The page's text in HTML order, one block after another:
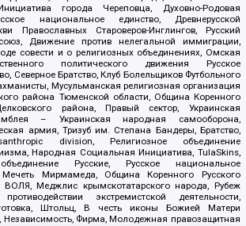
города Череповца, Духовно-Родовая
национальное единство, Древнерусской
Православных Староверов-Инглингов, Русский
Движение против нелегальной иммиграции,
совести и о религиозных объединениях, Омская
политического движения Русское
Северное Братство, Клуб Болельщиков Футбольного
Мусульманская религиозная организация
района Тюменской области, Община Коренного
района, Правый сектор, Украинская
– Украинская народная самооборона,
армия, Тризуб им. Степана Бандеры, Братство,
division, Религиозное объединение
Народная Социальная Инициатива, TulaSkins,
Русские, Русское национальное
Мечеть Мирмамеда, Община Коренного Русского
ВОЛЯ, Меджлис крымскотатарского народа, Рубеж
экстремистской деятельности,
Штольц, В честь иконы Божией Матери
Независимость, Фирма, Молодежная правозащитная